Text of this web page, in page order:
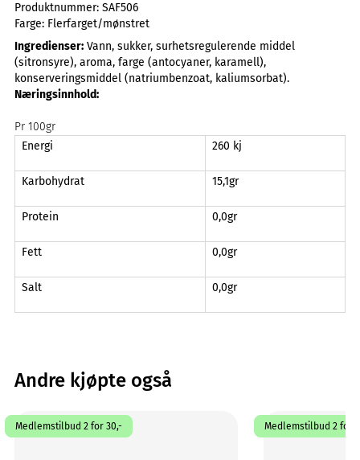
Produktnummer: SAF506
Farge: Flerfarget/mønstret
Ingredienser: Vann, sukker, surhetsregulerende middel
(sitronsyre), aroma, farge (antocyaner, karamell),
konserveringsmiddel (natriumbenzoat, kaliumsorbat).
Næringsinnhold:
Pr 100gr
Energi
260 kj
Karbohydrat 15,1gr
Protein 0,0gr
Fett 0,0gr
Salt 0,0gr
Andre kjøpte også
Medlemstilbud 2 for 30,- Medlemstilbud 2 for